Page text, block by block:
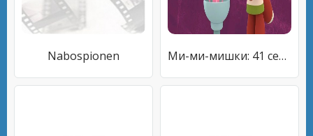
Nabospionen Ми-ми-мишки: 41 серия - Мысли вслух